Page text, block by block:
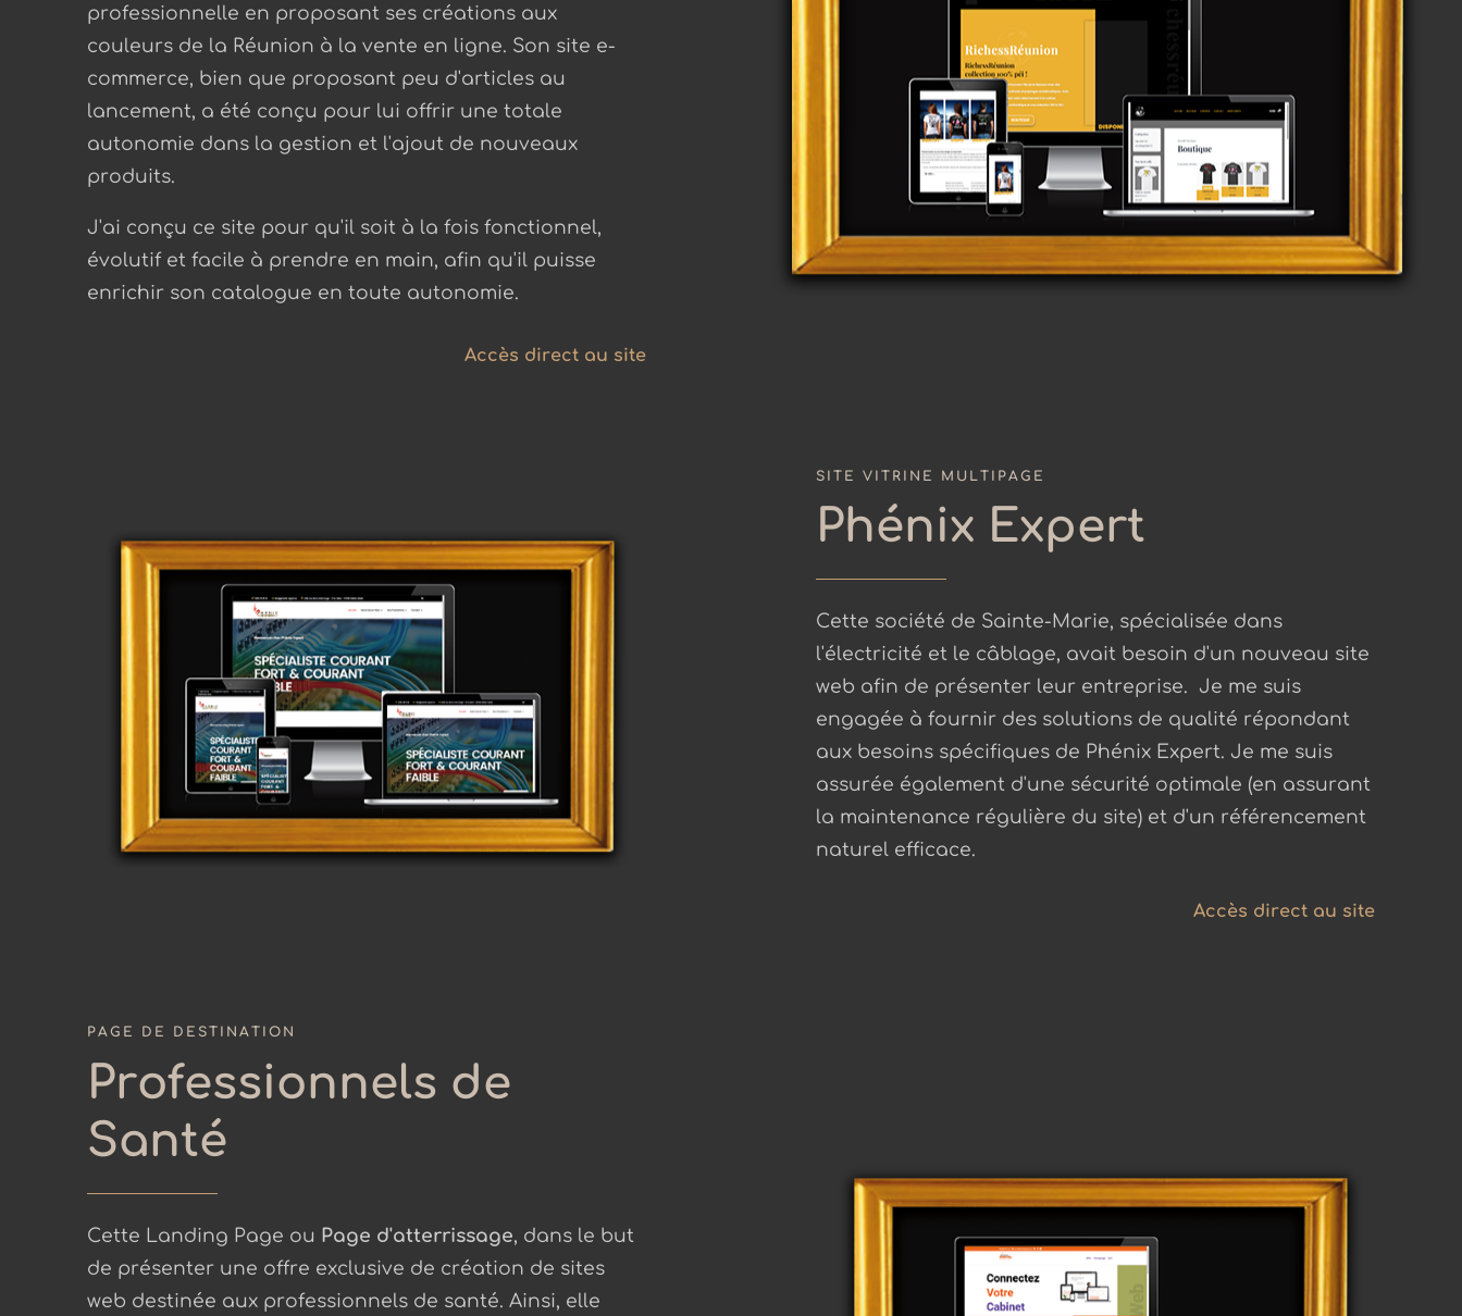
professionnelle en proposant ses créations aux
couleurs de la Réunion à la vente en ligne. Son site e-
commerce, bien que proposant peu d'articles au
lancement, a été conçu pour lui offrir une totale
autonomie dans la gestion et l'ajout de nouveaux
produits.
J'ai conçu ce site pour qu'il soit à la fois fonctionnel,
évolutif et facile à prendre en main, afin qu'il puisse
enrichir son catalogue en toute autonomie.
Accès direct au site
SITE VITRINE MULTIPAGE
Phénix Expert
Cette société de Sainte-Marie, spécialisée dans
l'électricité et le câblage, avait besoin d'un nouveau site
web afin de présenter leur entreprise. Je me suis
engagée à fournir des solutions de qualité répondant
aux besoins spécifiques de Phénix Expert. Je me suis
assurée également d'une sécurité optimale (en assurant
la maintenance régulière du site) et d'un référencement
naturel efficace.
Accès direct au site
PAGE DE DESTINATION
Professionnels de
Santé
Cette Landing Page ou Page d'atterrissage, dans le but
de présenter une offre exclusive de création de sites
web destinée aux professionnels de santé. Ainsi, elle